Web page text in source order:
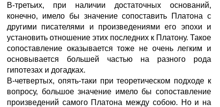
В-третьих, при наличии достаточных оснований,
конечно, имело бы значение сопоставить Платона с
другими писателями и произведениями его эпохи и
установить отношение этих последних к Платону. Такое
сопоставление оказывается тоже не очень легким и
основывается большей частью на разного рода
гипотезах и догадках.
В-четвертых, опять-таки при теоретическом подходе к
вопросу, большое значение имело бы сопоставление
произведений самого Платона между собою. Но и на